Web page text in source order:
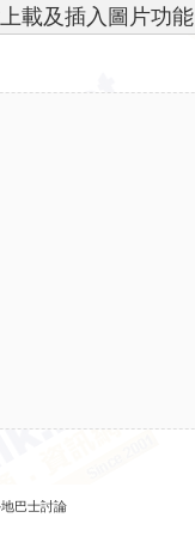
載及插入圖片功能
巴士討論